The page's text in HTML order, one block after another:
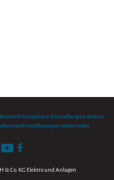
Privatsphäre-Einstellungen ändern
Einwilligungen widerrufen
& Co. KG Elektro und Anlagen